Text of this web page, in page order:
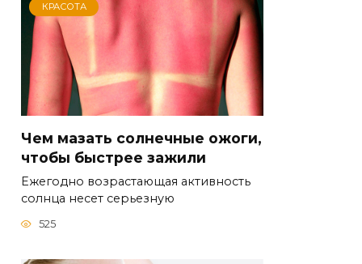
КРАСОТА
Чем мазать солнечные ожоги,
чтобы быстрее зажили
Ежегодно возрастающая активность
солнца несет серьезную
525